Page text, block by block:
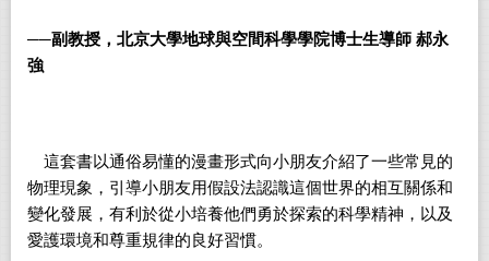
──副教授，北京大學地球與空間科學學院博士生導師 郝永
強
這套書以通俗易懂的漫畫形式向小朋友介紹了一些常見的
物理現象，引導小朋友用假設法認識這個世界的相互關係和
變化發展，有利於從小培養他們勇於探索的科學精神，以及
愛護環境和尊重規律的良好習慣。